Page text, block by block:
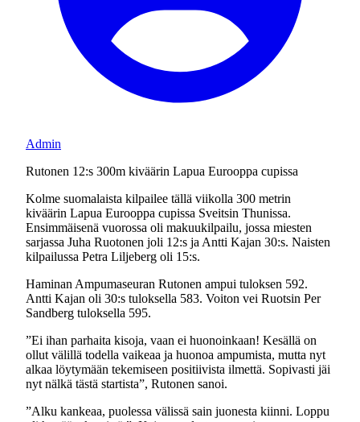
Admin
Rutonen 12:s 300m kiväärin Lapua Eurooppa cupissa
Kolme suomalaista kilpailee tällä viikolla 300 metrin
kiväärin Lapua Eurooppa cupissa Sveitsin Thunissa.
Ensimmäisenä vuorossa oli makuukilpailu, jossa miesten
sarjassa Juha Ruotonen joli 12:s ja Antti Kajan 30:s. Naisten
kilpailussa Petra Liljeberg oli 15:s.
Haminan Ampumaseuran Rutonen ampui tuloksen 592.
Antti Kajan oli 30:s tuloksella 583. Voiton vei Ruotsin Per
Sandberg tuloksella 595.
”Ei ihan parhaita kisoja, vaan ei huonoinkaan! Kesällä on
ollut välillä todella vaikeaa ja huonoa ampumista, mutta nyt
alkaa löytymään tekemiseen positiivista ilmettä. Sopivasti jäi
nyt nälkä tästä startista”, Rutonen sanoi.
”Alku kankeaa, puolessa välissä sain juonesta kiinni. Loppu